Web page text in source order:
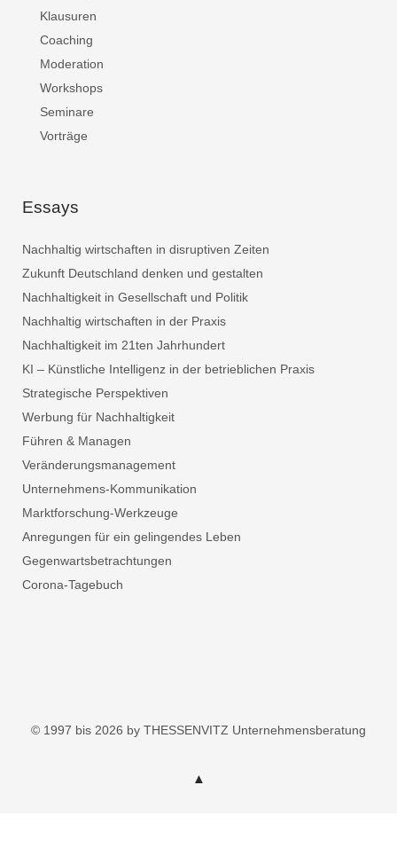
Klausuren
Coaching
Moderation
Workshops
Seminare
Vorträge
Essays
Nachhaltig wirtschaften in disruptiven Zeiten
Zukunft Deutschland denken und gestalten
Nachhaltigkeit in Gesellschaft und Politik
Nachhaltig wirtschaften in der Praxis
Nachhaltigkeit im 21ten Jahrhundert
KI – Künstliche Intelligenz in der betrieblichen Praxis
Strategische Perspektiven
Werbung für Nachhaltigkeit
Führen & Managen
Veränderungsmanagement
Unternehmens-Kommunikation
Marktforschung-Werkzeuge
Anregungen für ein gelingendes Leben
Gegenwartsbetrachtungen
Corona-Tagebuch
© 1997 bis 2026 by THESSENVITZ Unternehmensberatung